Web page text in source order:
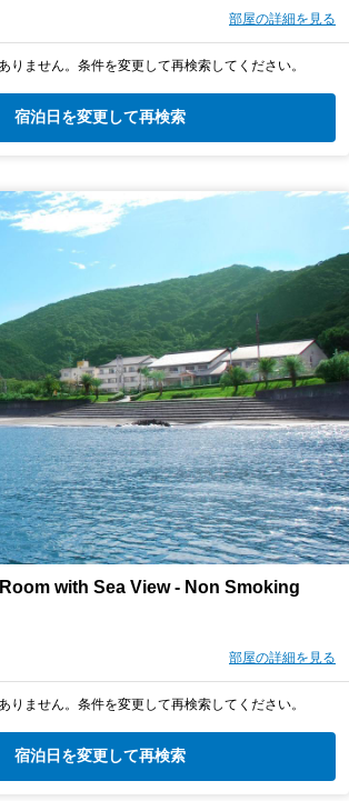
部屋の詳細を見る
りません。条件を変更して再検索してください。
宿泊日を変更して再検索
with Sea View - Non Smoking
部屋の詳細を見る
りません。条件を変更して再検索してください。
宿泊日を変更して再検索